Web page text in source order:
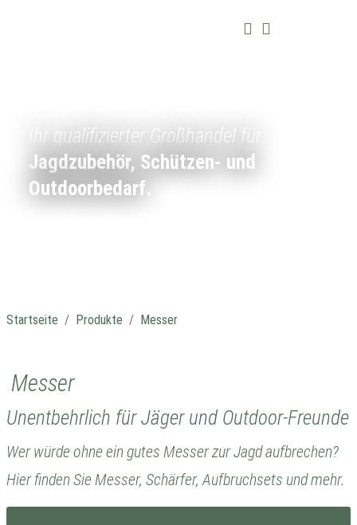
Ihr qualifizierter Großhandel für
Jagdzubehör, Schützen- und
Outdoorbedarf.
Startseite Produkte Messer
Messer
Unentbehrlich für Jäger und Outdoor-Freunde
Wer würde ohne ein gutes Messer zur Jagd aufbrechen?
Hier finden Sie Messer, Schärfer, Aufbruchsets und mehr.